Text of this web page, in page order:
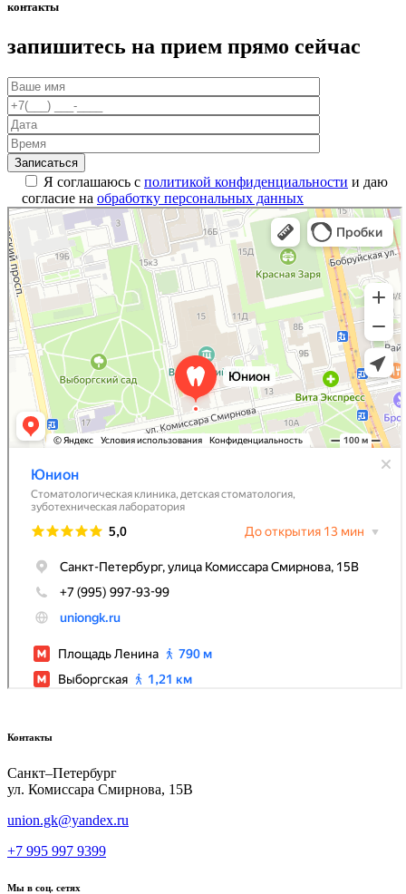
контакты
запишитесь на прием прямо сейчас
Я соглашаюсь с политикой конфиденциальности и даю
согласие на обработку персональных данных
Контакты
Санкт–Петербург
ул. Комиссара Смирнова, 15В
union.gk@yandex.ru
+7 995 997 9399
Мы в соц. сетях